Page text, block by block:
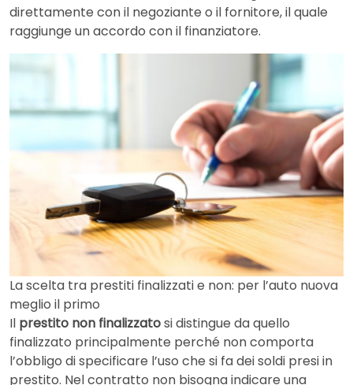
direttamente con il negoziante o il fornitore, il quale
raggiunge un accordo con il finanziatore.
La scelta tra prestiti finalizzati e non: per l’auto nuova
meglio il primo
Il prestito non finalizzatosi distingue da quello
finalizzato principalmente perché non comporta
l’obbligo di specificare l’uso che si fa dei soldi presi in
prestito. Nel contratto non bisogna indicare una